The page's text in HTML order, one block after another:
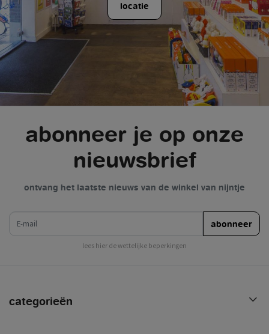
locatie
abonneer je op onze
nieuwsbrief
ontvang het laatste nieuws van de winkel van nijntje
abonneer
lees hier de wettelijke beperkingen
categorieën